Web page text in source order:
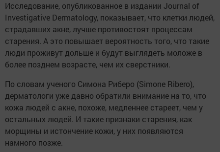
Исследование, опубликованное в издании Journal of
Investigative Dermatology, показывает, что клетки людей,
страдавших акне, лучше противостоят процессам
старения. А это повышает вероятность того, что такие
люди проживут дольше и будут выглядеть моложе в
более позднем возрасте, чем их сверстники.
По словам ученого Симона Риберо (Simone Ribero),
дерматологи уже давно обратили внимание на то, что
кожа людей с акне, похоже, медленнее стареет, чем у
остальных людей. И такие признаки старения, как
морщины и истончение кожи, у них появляются
намного позже.